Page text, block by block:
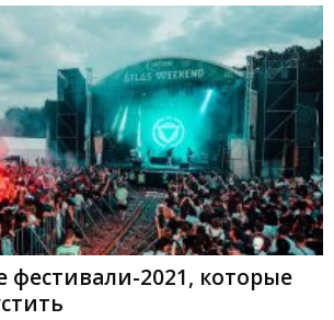
2021, которые